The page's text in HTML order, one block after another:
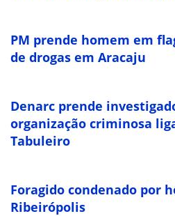
PM prende homem em
de drogas em Aracaju
Denarc prende
organização criminosa
Tabuleiro
Foragido condenado por
Ribeirópolis